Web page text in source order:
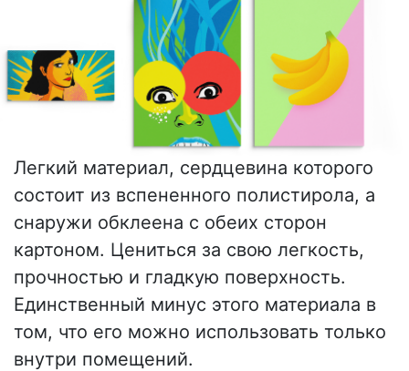
Легкий материал, сердцевина которого
состоит из вспененного полистирола, а
снаружи обклеена с обеих сторон
картоном. Цениться за свою легкость,
прочностью и гладкую поверхность.
Единственный минус этого материала в
том, что его можно использовать только
внутри помещений.